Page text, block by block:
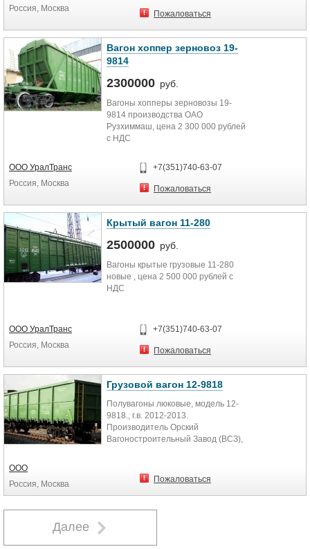
Россия, Москва
Пожаловаться
Вагон хоппер зерновоз 19-
9814
2300000 руб.
Вагоны хопперы зерновозы 19-
9814 производства ОАО
Рузхиммаш, цена 2 300 000 рублей
с НДС
ООО УралТранс
Россия, Москва
+7(351)740-63-07
Пожаловаться
Крытый вагон 11-280
2500000 руб.
Вагоны крытые грузовые 11-280
новые , цена 2 500 000 рублей с
НДС
ООО УралТранс
Россия, Москва
+7(351)740-63-07
Пожаловаться
Грузовой вагон 12-9818
Полувагоны люковые, модель 12-
9818., г.в. 2012-2013.
Производитель Орский
Вагоностроительный Завод (ВСЗ),
mtr96@mail.ru. Подробности по
тел.: +7-905-806-68-96 Константин.
OOO
Россия, Москва
Пожаловаться
Далее